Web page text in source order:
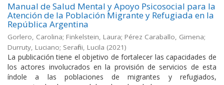
Manual de Salud Mental y Apoyo Psicosocial para la
Atención de la Población Migrante y Refugiada en la
República Argentina
Gorlero, Carolina; Finkelstein, Laura; Pérez Caraballo, Gimena;
Durruty, Luciano; Serafini, Lucila (2021)
La publicación tiene el objetivo de fortalecer las capacidades de
los actores involucrados en la provisión de servicios de esta
índole a las poblaciones de migrantes y refugiados,